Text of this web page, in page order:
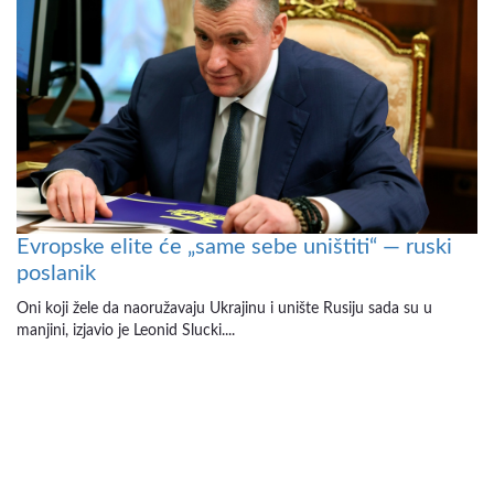
Evropske elite će „same sebe uništiti“ — ruski
poslanik
Oni koji žele da naoružavaju Ukrajinu i unište Rusiju sada su u
manjini, izjavio je Leonid Slucki....